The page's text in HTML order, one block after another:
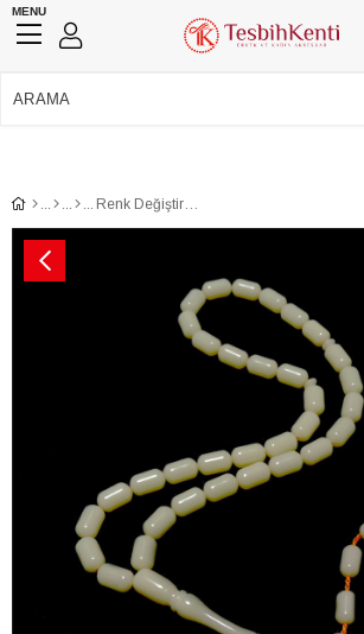
MENU
Renk Değiştiren Bukalemun Tesbih